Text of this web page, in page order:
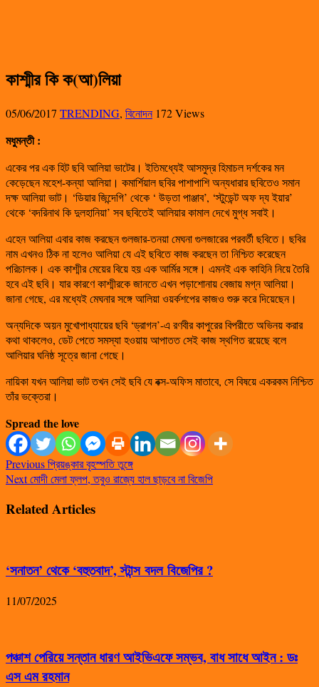
কাশ্মীর কি ক(আ)লিয়া
05/06/2017 TRENDING, বিনোদন 172 Views
মধুমন্তী :
একের পর এক হিট ছবি আলিয়া ভাটের। ইতিমধ্যেই আসমুদ্র হিমাচল দর্শকের মন
কেড়েছেন মহেশ-কন্যা আলিয়া। কমার্শিয়াল ছবির পাশাপাশি অন্যধারার ছবিতেও সমান
দক্ষ আলিয়া ভাট। ‘ডিয়ার জিন্দেগি’ থেকে ‘ উড়তা পাঞ্জাব’, ‘স্টুডেন্ট অফ দ্য ইয়ার’
থেকে ‘বদরিনাথ কি দুলহানিয়া’ সব ছবিতেই আলিয়ার কামাল দেখে মুগ্ধ সবাই।
এহেন আলিয়া এবার কাজ করছেন গুলজার-তনয়া মেঘনা গুলজারের পরবর্তী ছবিতে। ছবির
নাম এখনও ঠিক না হলেও আলিয়া যে এই ছবিতে কাজ করছেন তা নিশ্চিত করেছেন
পরিচালক। এক কাশ্মীর মেয়ের বিয়ে হয় এক আর্মির সঙ্গে। এমনই এক কাহিনি নিয়ে তৈরি
হবে এই ছবি। যার কারণে কাশ্মীরকে জানতে এখন পড়াশোনায় বেজায় মগ্ন আলিয়া।
জানা গেছে, এর মধ্যেই মেঘনার সঙ্গে আলিয়া ওয়র্কশপের কাজও শুরু করে দিয়েছেন।
অন্যদিকে অয়ন মুখোপাধ্যায়ের ছবি ‘ড্রাগন’-এ রণবীর কাপুরের বিপরীতে অভিনয় করার
কথা থাকলেও, ডেট পেতে সমস্যা হওয়ায় আপাতত সেই কাজ স্থগিত রয়েছে বলে
আলিয়ার ঘনিষ্ঠ সূত্রে জানা গেছে।
নায়িকা যখন আলিয়া ভাট তখন সেই ছবি যে বক্স-অফিস মাতাবে, সে বিষয়ে একরকম নিশ্চিত
তাঁর ভক্তেরা।
Spread the love
Previousপ্রিয়ঙ্কার বৃহস্পতি তুঙ্গে
Nextমোদী মেলা ফ্লপ, তবুও রাজ্যে হাল ছাড়বে না বিজেপি
Related Articles
‘সনাতন’ থেকে ‘বহুতবাদ’, স্টান্স বদল বিজেপির ?
11/07/2025
পঞ্চাশ পেরিয়ে সন্তান ধারণ আইভিএফে সম্ভব, বাধ সাধে আইন : ডঃ
এস এম রহমান